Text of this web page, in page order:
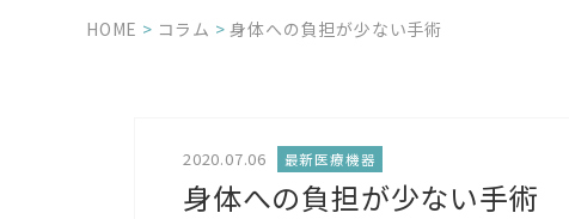
HOME > コラム > 身体への負担が少ない手術
2020.07.06 最新医療機器
身体への負担が少ない手術